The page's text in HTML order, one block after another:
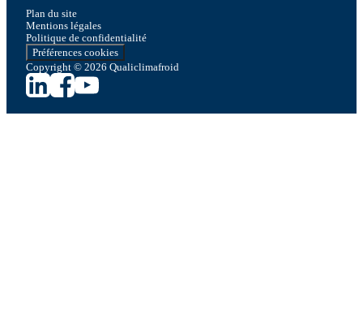
Plan du site
Mentions légales
Politique de confidentialité
Préférences cookies
Copyright © 2026 Qualiclimafroid